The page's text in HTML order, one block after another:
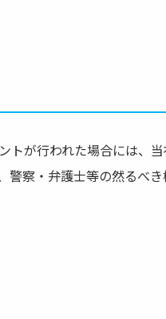
が行われた場合には、
察・弁護士等の然るべ